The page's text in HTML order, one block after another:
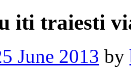
iti traiesti
June 2013 by